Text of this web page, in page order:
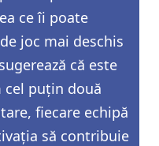
ce îi poate
joc mai deschis
că este
cel puțin două
fiecare echipă
să contribuie